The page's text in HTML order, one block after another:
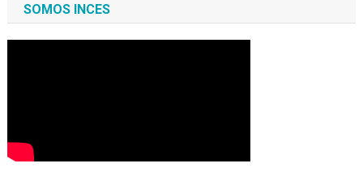
de
entradas
SOMOS INCES